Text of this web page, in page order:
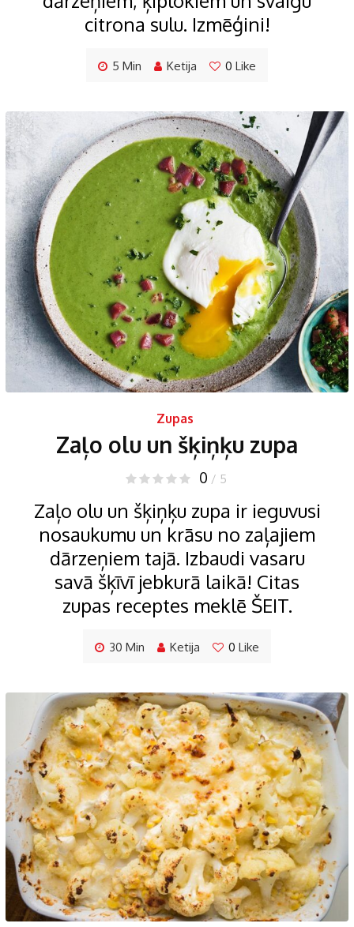
citrona sulu. Izmēģini!
5 Min Ketija 0 Like
Zupas
Zaļo olu un šķiņķu zupa
0 / 5
Zaļo olu un šķiņķu zupa ir ieguvusi
nosaukumu un krāsu no zaļajiem
dārzeņiem tajā. Izbaudi vasaru
savā šķīvī jebkurā laikā! Citas
zupas receptes meklē ŠEIT.
30 Min Ketija 0 Like